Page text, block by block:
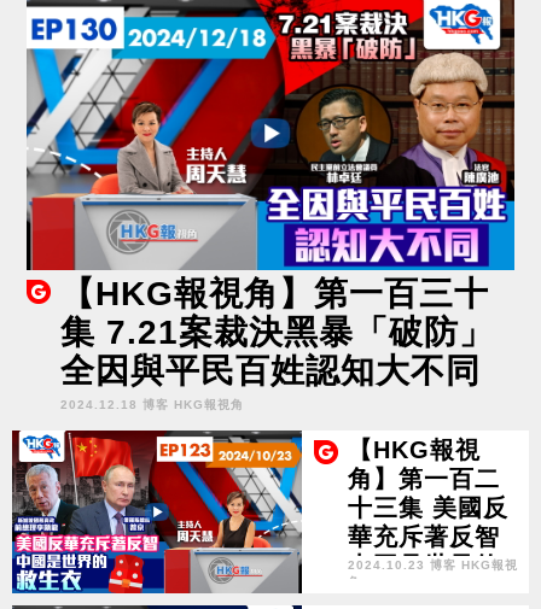
【HKG報視角】第一百三十
集 7.21案裁決黑暴「破防」
全因與平民百姓認知大不同
2024.12.18 博客 HKG報視角
【HKG報視
角】第一百二
十三集 美國反
華充斥著反智
中國是世界的
2024.10.23 博客 HKG報視
角